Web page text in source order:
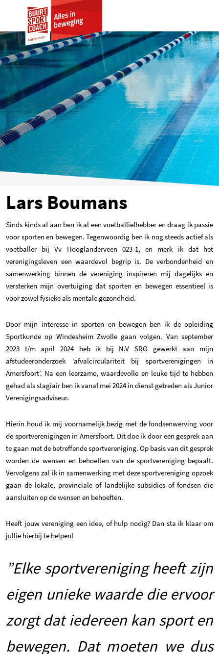
Lars Boumans
Lars Boumans
Sinds kinds af aan ben ik al een voetballiefhebber en draag ik passie
voor sporten en bewegen. Tegenwoordig ben ik nog steeds actief als
voetballer bij Vv Hooglanderveen 023-1, en merk ik dat het
verenigingsleven een waardevol begrip is. De verbondenheid en
samenwerking binnen de vereniging inspireren mij dagelijks en
versterken mijn overtuiging dat sporten en bewegen essentieel is
voor zowel fysieke als mentale gezondheid.
Door mijn interesse in sporten en bewegen ben ik de opleiding
Sportkunde op Windesheim Zwolle gaan volgen. Van september
2023 t/m april 2024 heb ik bij N.V SRO gewerkt aan mijn
afstudeeronderzoek ‘afvalcirculariteit bij sportverenigingen in
Amersfoort’. Na een leerzame, waardevolle en leuke tijd te hebben
gehad als stagiair ben ik vanaf mei 2024 in dienst getreden als Junior
Verenigingsadviseur.
Hierin houd ik mij voornamelijk bezig met de fondsenwerving voor
de sportverenigingen in Amersfoort. Dit doe ik door een gesprek aan
te gaan met de betreffende sportvereniging. Op basis van dit gesprek
worden de wensen en behoeften van de sportvereniging bepaalt.
Vervolgens zal ik in samenwerking met deze sportvereniging opzoek
gaan de lokale, provinciale of landelijke subsidies of fondsen die
aansluiten op de wensen en behoeften.
Heeft jouw vereniging een idee, of hulp nodig? Dan sta ik klaar om
jullie hierbij te helpen!
”Elke sportvereniging heeft zijn
eigen unieke waarde die ervoor
zorgt dat iedereen kan sport en
bewegen. Dat moeten we dus